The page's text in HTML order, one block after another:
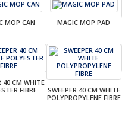
MOP CAN MAGIC MOP PAD
40 CM WHITE
FIBRE
SWEEPER 40 CM WHITE
POLYPROPYLENE FIBRE